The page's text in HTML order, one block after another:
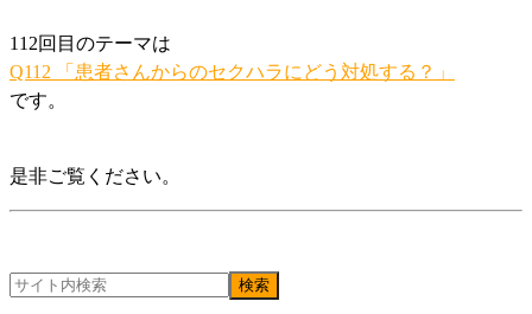
112回目のテーマは
Q112 「患者さんからのセクハラにどう対処する？」
です。
是非ご覧ください。